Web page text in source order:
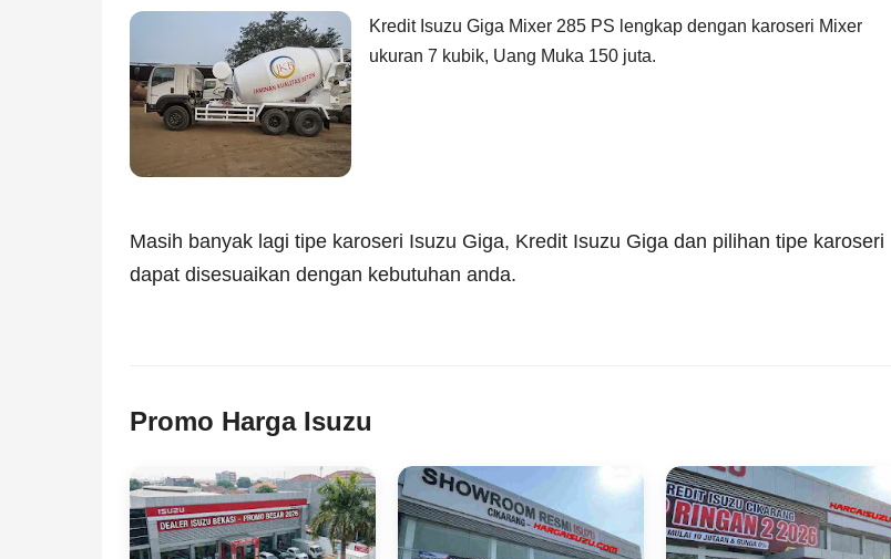
Kredit Isuzu Giga Mixer 285 PS lengkap dengan karoseri Mixer
ukuran 7 kubik, Uang Muka 150 juta.
Masih banyak lagi tipe karoseri Isuzu Giga, Kredit Isuzu Giga dan pilihan tipe karoseri
dapat disesuaikan dengan kebutuhan anda.
Promo Harga Isuzu